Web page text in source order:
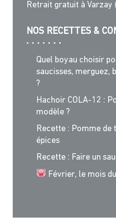
Retrait gratuit à Varzay
NOS RECETTES &
Quel boyau choisir
saucisses, merguez,
?
Hachoir COLA-12 :
modèle ?
Recette : Pomme de
épices
Recette : Faire un
Février, le mois